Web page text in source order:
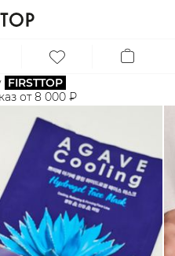
FIRSTTOP
от 8 000 ₽